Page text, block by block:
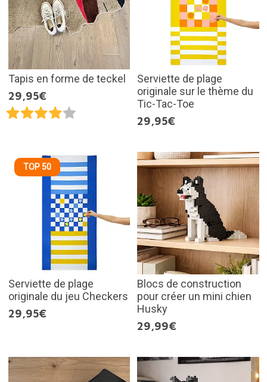
Tapis en forme de teckel
29,95€
Serviette de plage
originale sur le thème du
Tic-Tac-Toe
29,95€
TOP 50
Serviette de plage
originale du jeu Checkers
29,95€
Blocs de construction
pour créer un mini chien
Husky
29,99€